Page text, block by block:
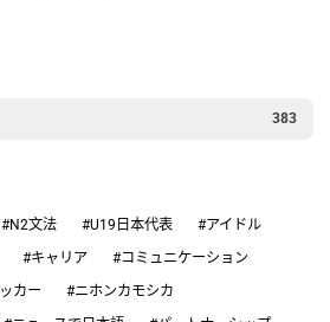
383
#N2文法 #U19日本代表
#アイドル
#キャリア
#コミュニケーション
カー
#ニホンカモシカ